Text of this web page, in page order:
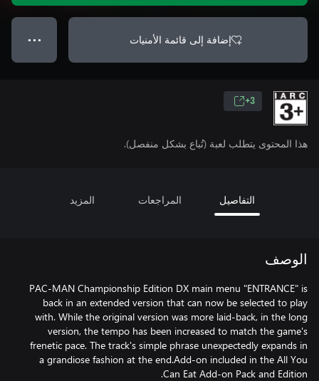
إضافة إلى قائمة الأمنيات ● ● ●
3+
هذا المحتوى يتطلب لعبة (تُباع بشكل منفصل).
التفاصيل المراجعات المزيد
الوصف
PAC-MAN Championship Edition DX main menu "ENTRANCE" is
back in an extended version that can now be selected to play
with. While the original version was more laid-back, in the long
version, the tempo has been increased to match the game's
frenetic pace. The track's simple phrase unexpectedly expands in
a grandiose fashion at the end.Add-on included in the All You
Can Eat Add-on Pack and Edition.